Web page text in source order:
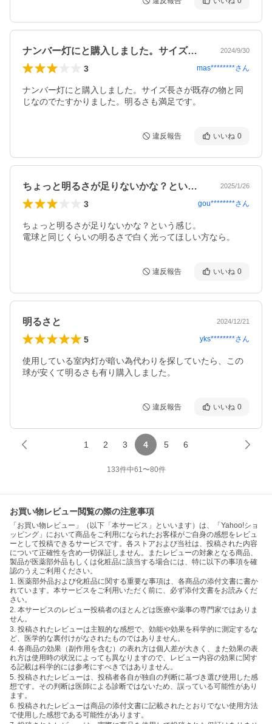
ナンバー灯にと購入しました。サイズ長さ… 2024/9/30
3 mas********さん
ナンバー灯にと購入しました。サイズ長さが既存の物と同
じなのでたすかりました。明るさも満足です。
違反報告 いいね 0
ちょっと明るさが足りないかな？という感… 2025/1/26
3 gou********さん
ちょっと明るさが足りないかな？という感じ。
電球と同じくらいの明るさで白く光ってほしい方なら。
違反報告 いいね 0
明るさと 2024/12/21
5 yks********さん
使用している室内灯が暗い為代わりを探していたら、この
球が安くて明るさも有り購入しました。
違反報告 いいね 0
1 2 3 4 5 6
133件中61〜80件
お買い物レビュー閲覧の際の注意事項
「お買い物レビュー」（以下「本サービス」といいます）は、「Yahoo!ショ
ッピング」において商品をご利用になられたお客様がご自身の感想をレビュ
ーとして投稿できるサービスです。各ストアおよび当社は、投稿された内容
について正確性を含め一切保証しません。またレビューの対象となる商品、
製品が医薬部外品もしくは化粧品に該当する場合には、特に以下の事項を確
認のうえご利用ください。
1. 医薬部外品および化粧品に関する重要な事項は、各商品の添付文書に書か
れています。本サービスをご利用いただく前に、必ず添付文書をお読みくだ
さい。
2. 本サービスのレビュー投稿者のほとんどは医療や薬事の専門家ではありま
せん。
3. 投稿されたレビューは主観的な感想で、効能や効果を科学的に測定するな
ど、医学的な裏付けがなされたものではありません。
4. 各商品の効果（副作用を含む）の表れ方は個人差が大きく、また効果の表
れ方は使用時の状況によっても異なりますので、レビュー内容の効果に関す
る記載は科学的には参考にすべきではありません。
5. 投稿されたレビューは、投稿者各自が独自の判断に基づき選び使用した感
想です。その判断は医師による診断ではないため、誤っている可能性があり
ます。
6. 投稿されたレビューは商品の添付文書に記載されたとおりでない使用方法
で使用した感想である可能性があります。